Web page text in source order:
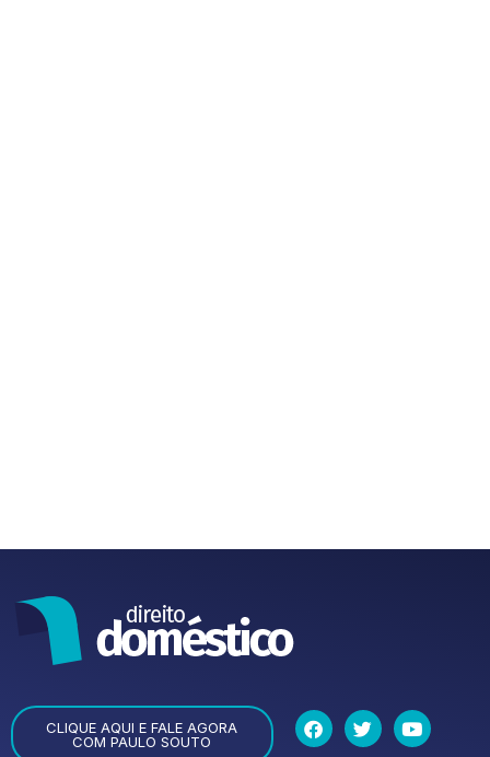
CLIQUE AQUI E FALE AGORA
COM PAULO SOUTO